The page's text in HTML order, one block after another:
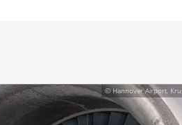
© Hannover Airport,